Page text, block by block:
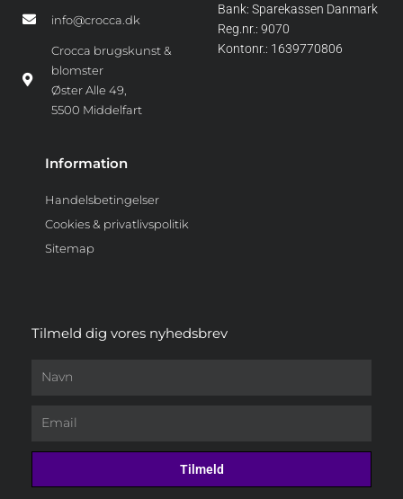
info@crocca.dk
Crocca brugskunst &
blomster
Øster Alle 49,
5500 Middelfart
Bank: Sparekassen Danmark
Reg.nr.: 9070
Kontonr.: 1639770806
Information
Handelsbetingelser
Cookies & privatlivspolitik
Sitemap
Tilmeld dig vores nyhedsbrev
Tilmeld